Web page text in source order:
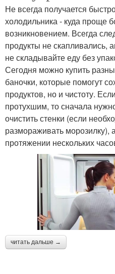
Не всегда получается
холодильника - куда проще
возникновением. Всегда
продукты не скапливались,
не складывайте еду без
Сегодня можно купить
баночки, которые помогут
продуктов, но и чистоту.
протухшим, то сначала
очистить стенки (если
размораживать морозилку),
протяжении нескольких
читать дальше →